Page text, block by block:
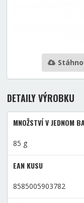
DETAILY VÝROBKU
MNOŽSTVÍ V JEDNOM
85 g
EAN KUSU
8585005903782